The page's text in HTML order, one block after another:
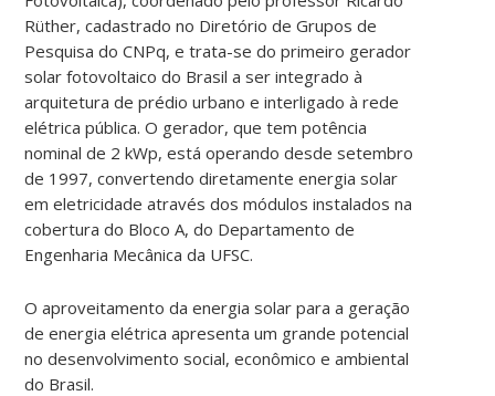
Rüther, cadastrado no Diretório de Grupos de
Pesquisa do CNPq, e trata-se do primeiro gerador
solar fotovoltaico do Brasil a ser integrado à
arquitetura de prédio urbano e interligado à rede
elétrica pública. O gerador, que tem potência
nominal de 2 kWp, está operando desde setembro
de 1997, convertendo diretamente energia solar
em eletricidade através dos módulos instalados na
cobertura do Bloco A, do Departamento de
Engenharia Mecânica da UFSC.
O aproveitamento da energia solar para a geração
de energia elétrica apresenta um grande potencial
no desenvolvimento social, econômico e ambiental
do Brasil.